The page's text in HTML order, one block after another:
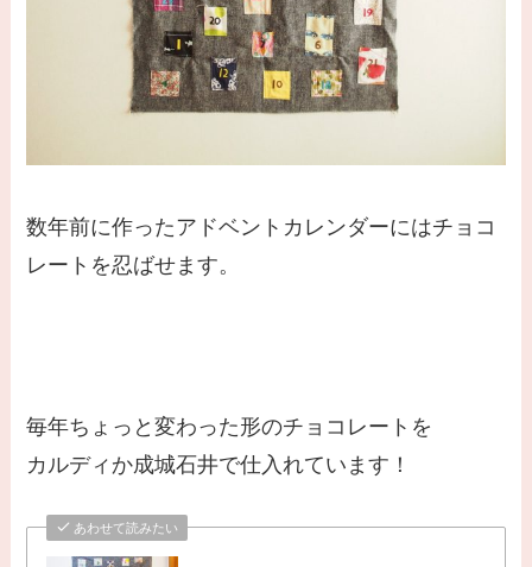
数年前に作ったアドベントカレンダーにはチョコ
レートを忍ばせます。
毎年ちょっと変わった形のチョコレートを
カルディか成城石井で仕入れています！
あわせて読みたい